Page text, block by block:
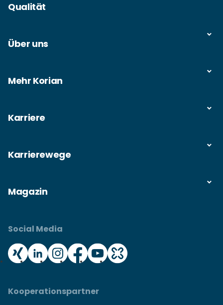
Qualität
Über uns
Mehr Korian
Karriere
Karrierewege
Magazin
Social Media
Kooperationspartner